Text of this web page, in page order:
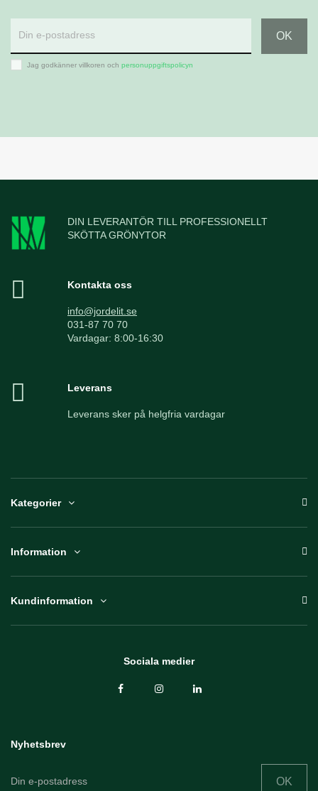
Jag godkänner villkoren och personuppgiftspolicyn
DIN LEVERANTÖR TILL PROFESSIONELLT
SKÖTTA GRÖNYTOR
Kontakta oss
info@jordelit.se
031-87 70 70
Vardagar: 8:00-16:30
Leverans
Leverans sker på helgfria vardagar
Kategorier
Information
Kundinformation
Sociala medier
Nyhetsbrev
OK